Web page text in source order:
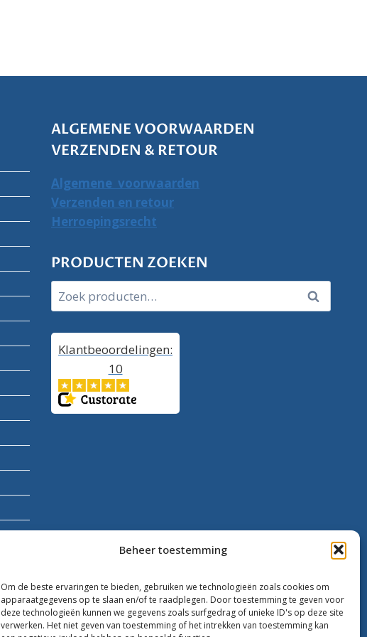
Beheer toestemming
Om de beste ervaringen te bieden, gebruiken we technologieën zoals cookies om
apparaatgegevens op te slaan en/of te raadplegen. Door toestemming te geven voor
deze technologieën kunnen we gegevens zoals surfgedrag of unieke ID's op deze site
verwerken. Het niet geven van toestemming of het intrekken van toestemming kan
ALGEMENE VOORWAARDEN
VERZENDEN & RETOUR
Algemene voorwaarden
Verzenden en retour
Herroepingsrecht
PRODUCTEN ZOEKEN
Zoeken
naar:
Zoeken
Klantbeoordelingen:
10